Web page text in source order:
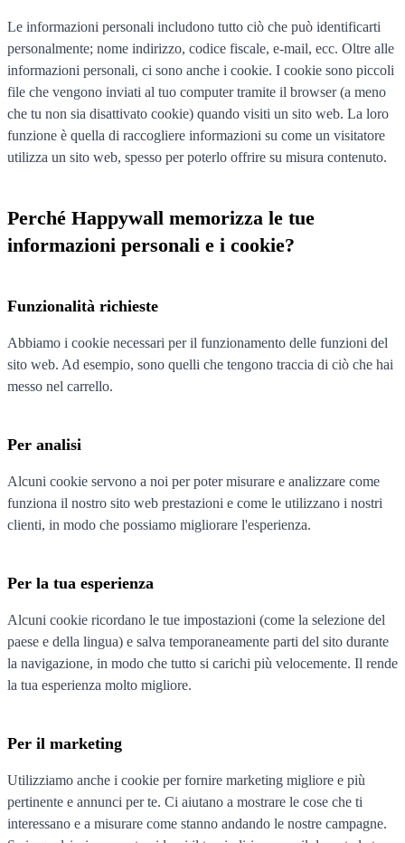
Le informazioni personali includono tutto ciò che può identificarti
personalmente; nome indirizzo, codice fiscale, e-mail, ecc. Oltre alle
informazioni personali, ci sono anche i cookie. I cookie sono piccoli
file che vengono inviati al tuo computer tramite il browser (a meno
che tu non sia disattivato cookie) quando visiti un sito web. La loro
funzione è quella di raccogliere informazioni su come un visitatore
utilizza un sito web, spesso per poterlo offrire su misura contenuto.
Perché Happywall memorizza le tue
informazioni personali e i cookie?
Funzionalità richieste
Abbiamo i cookie necessari per il funzionamento delle funzioni del
sito web. Ad esempio, sono quelli che tengono traccia di ciò che hai
messo nel carrello.
Per analisi
Alcuni cookie servono a noi per poter misurare e analizzare come
funziona il nostro sito web prestazioni e come le utilizzano i nostri
clienti, in modo che possiamo migliorare l'esperienza.
Per la tua esperienza
Alcuni cookie ricordano le tue impostazioni (come la selezione del
paese e della lingua) e salva temporaneamente parti del sito durante
la navigazione, in modo che tutto si carichi più velocemente. Il rende
la tua esperienza molto migliore.
Per il marketing
Utilizziamo anche i cookie per fornire marketing migliore e più
pertinente e annunci per te. Ci aiutano a mostrare le cose che ti
interessano e a misurare come stanno andando le nostre campagne.